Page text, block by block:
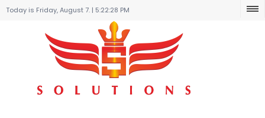
Today is Friday, August 7. | 5:22:28 PM